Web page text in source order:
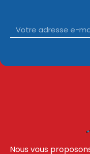
Nous vous